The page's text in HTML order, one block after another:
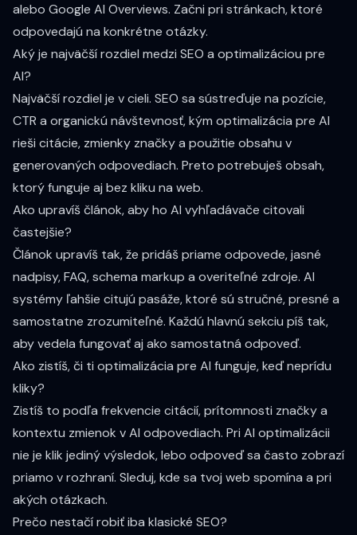
alebo Google AI Overviews. Začni pri stránkach, ktoré
odpovedajú na konkrétne otázky.
Aký je najväčší rozdiel medzi SEO a optimalizáciou pre
AI?
Najväčší rozdiel je v cieli. SEO sa sústreďuje na pozície,
CTR a organickú návštevnosť, kým optimalizácia pre AI
rieši citácie, zmienky značky a použitie obsahu v
generovaných odpovediach. Preto potrebuješ obsah,
ktorý funguje aj bez kliku na web.
Ako upravíš článok, aby ho AI vyhľadávače citovali
častejšie?
Článok upravíš tak, že pridáš priame odpovede, jasné
nadpisy, FAQ, schema markup a overiteľné zdroje. AI
systémy ľahšie citujú pasáže, ktoré sú stručné, presné a
samostatne zrozumiteľné. Každú hlavnú sekciu píš tak,
aby vedela fungovať aj ako samostatná odpoveď.
Ako zistíš, či ti optimalizácia pre AI funguje, keď neprídu
kliky?
Zistíš to podľa frekvencie citácií, prítomnosti značky a
kontextu zmienok v AI odpovediach. Pri AI optimalizácii
nie je klik jediný výsledok, lebo odpoveď sa často zobrazí
priamo v rozhraní. Sleduj, kde sa tvoj web spomína a pri
akých otázkach.
Prečo nestačí robiť iba klasické SEO?